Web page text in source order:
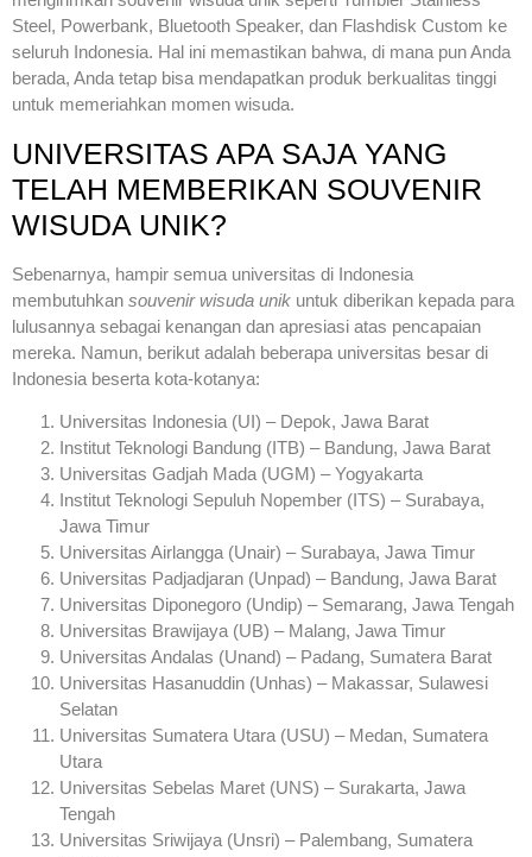
Steel, Powerbank, Bluetooth Speaker, dan Flashdisk Custom ke
seluruh Indonesia. Hal ini memastikan bahwa, di mana pun Anda
berada, Anda tetap bisa mendapatkan produk berkualitas tinggi
untuk memeriahkan momen wisuda.
UNIVERSITAS APA SAJA YANG
TELAH MEMBERIKAN SOUVENIR
WISUDA UNIK?
Sebenarnya, hampir semua universitas di Indonesia
membutuhkan souvenir wisuda unik untuk diberikan kepada para
lulusannya sebagai kenangan dan apresiasi atas pencapaian
mereka. Namun, berikut adalah beberapa universitas besar di
Indonesia beserta kota-kotanya:
Universitas Indonesia (UI) – Depok, Jawa Barat
Institut Teknologi Bandung (ITB) – Bandung, Jawa Barat
Universitas Gadjah Mada (UGM) – Yogyakarta
Institut Teknologi Sepuluh Nopember (ITS) – Surabaya,
Jawa Timur
Universitas Airlangga (Unair) – Surabaya, Jawa Timur
Universitas Padjadjaran (Unpad) – Bandung, Jawa Barat
Universitas Diponegoro (Undip) – Semarang, Jawa Tengah
Universitas Brawijaya (UB) – Malang, Jawa Timur
Universitas Andalas (Unand) – Padang, Sumatera Barat
Universitas Hasanuddin (Unhas) – Makassar, Sulawesi
Selatan
Universitas Sumatera Utara (USU) – Medan, Sumatera
Utara
Universitas Sebelas Maret (UNS) – Surakarta, Jawa
Tengah
Universitas Sriwijaya (Unsri) – Palembang, Sumatera